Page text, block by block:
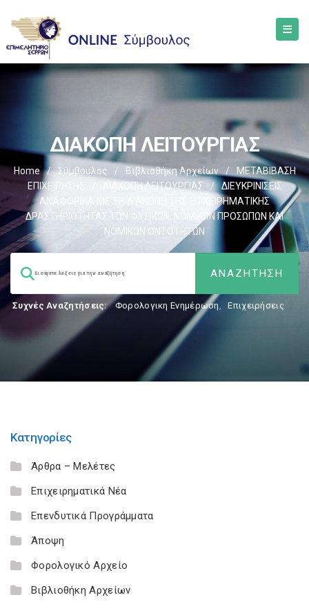
ΔΙΑΚΟΠΗ ΛΕΙΤΟΥΡΓΙΑΣ
Home / Σύμβουλος / Βιβλιοθήκη Αρχείων /
ΜΕΤΑΒΙΒΑΣΗ
ΕΠΙΧΕIΡΗΣΗΣ
ΔΙΑΚΟΠΗ ΛΕΙΤΟΥΡΓΙΑΣ /
ΔΙΕΥΚΡΙΝΙΣΕΙΣ
ΑΝΑΦΟΡΙΚΑ ΜΕ ΤΗ ΔΙΑΚΟΠΗ ΤΗΣ ΕΠΙΧΕΙΡΗΜΑΤΙΚΗΣ
ΔΡΑΣΤΗΡΙΟΤΗΤΑΣ ΤΩΝ ΦΥΣΙΚΩΝ, ΝΟΜΙΚΩΝ ΠΡΟΣΩΠΩΝ ΚΑΙ
ΝΟΜΙΚΩΝ ΟΝΤΟΤΗΤΩΝ
Συχνές Αναζητήσεις: Φορολογικη Ενημέρωση, Επιχειρήσεις
Κατηγορίες
Άρθρα – Μελέτες
Επιχειρηματικά Νέα
Επενδυτικά Προγράμματα
Άποψη
Φορολογικό Αρχείο
Βιβλιοθήκη Αρχείων